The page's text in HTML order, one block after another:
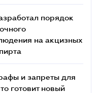
порядок
на акцизных
и запреты для
готовит новый